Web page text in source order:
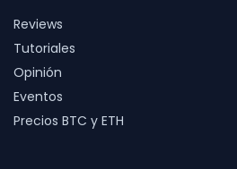
Reviews
Tutoriales
Opinión
Eventos
Precios BTC y ETH